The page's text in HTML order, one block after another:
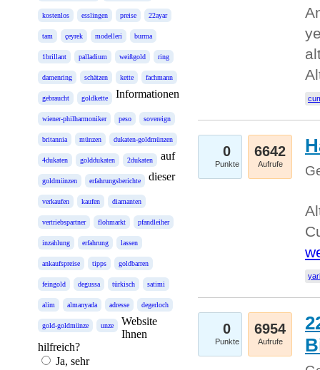
kostenlos esslingen preise 22ayar
tam çeyrek modelleri burma
1brillant palladium weißgold ring
damenring schätzen kette fachmann
gebraucht goldkette
wiener-philharmoniker peso sovereign
britannia münzen dukaten-goldmünzen
4dukaten golddukaten 2dukaten
goldmünzen erfahrungsberichte
verkaufen kaufen diamanten
vertriebspartner flohmarkt pfandleiher
inzahlung erfahrung lassen
ankaufspreise tipps goldbarren
feingold degussa türkisch satimi
alim almanyada adresse degerloch
gold-goldmünze unze
Informationen
auf
dieser
Website
Ihnen
hilfreich?
Ja, sehr
0
Punkte
6642
Aufrufe
0
Punkte
6954
Aufrufe